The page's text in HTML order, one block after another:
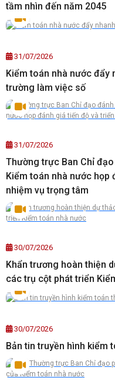
tầm nhìn đến năm 2045
31/07/2026
Kiểm toán nhà nước đẩy
trường làm việc số
31/07/2026
Thường trực Ban Chỉ
Kiểm toán nhà nước họp
nhiệm vụ trọng tâm
30/07/2026
Khẩn trương hoàn thiện
các trụ cột phát triển
30/07/2026
Bản tin truyền hình kiểm